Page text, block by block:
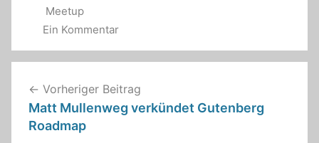
Meetup
Ein Kommentar
Vorheriger Beitrag
Matt Mullenweg verkündet Gutenberg
Roadmap